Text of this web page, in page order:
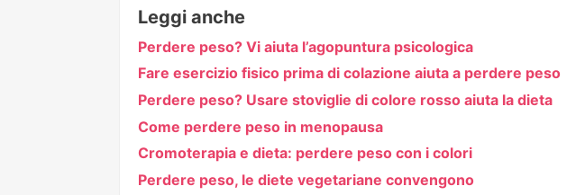
Leggi anche
Perdere peso? Vi aiuta l’agopuntura psicologica
Fare esercizio fisico prima di colazione aiuta a perdere peso
Perdere peso? Usare stoviglie di colore rosso aiuta la dieta
Come perdere peso in menopausa
Cromoterapia e dieta: perdere peso con i colori
Perdere peso, le diete vegetariane convengono